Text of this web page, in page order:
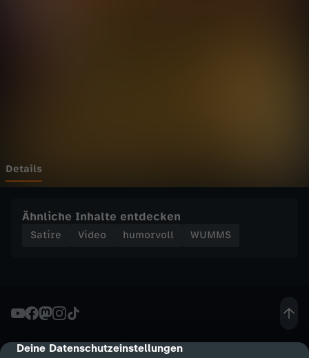
cmp-dialog-description
Deine Datenschutzeinstellungen
s
g
e
e
n
Details
Ähnliche Inhalte entdecken
Satire Video humorvoll WUMMS